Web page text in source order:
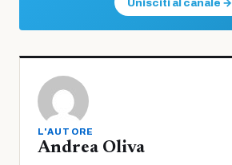
Unisciti al canale →
L'AUTORE
Andrea Oliva